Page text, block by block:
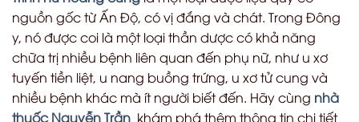
nguồn gốc từ Ấn Độ, có vị đắng và chát. Trong Đông
y, nó được coi là một loại thần dược có khả năng
chữa trị nhiều bệnh liên quan đến phụ nữ, như u xơ
tuyến tiền liệt, u nang buồng trứng, u xơ tử cung và
nhiều bệnh khác mà ít người biết đến. Hãy cùng nhà
thuốc Nguyễn Trần khám phá thêm thông tin chi tiết